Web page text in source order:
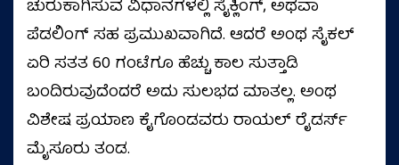
ಚುರುಕಾಗಿಸುವ ವಿಧಾನಗಳಲ್ಲಿ ಸೈಕ್ಲಿಂಗ್‌, ಅಥವಾ
ಪೆಡಲಿಂಗ್‌ ಸಹ ಪ್ರಮುಖವಾಗಿದೆ. ಆದರೆ ಅಂಥ ಸೈಕಲ್‌
ಏರಿ ಸತತ 60 ಗಂಟೆಗೂ ಹೆಚ್ಚು ಕಾಲ ಸುತ್ತಾಡಿ
ಬಂದಿರುವುದೆಂದರೆ ಅದು ಸುಲಭದ ಮಾತಲ್ಲ. ಅಂಥ
ವಿಶೇಷ ಪ್ರಯಾಣ ಕೈಗೊಂಡವರು ರಾಯಲ್ ರೈಡರ್ಸ್
ಮೈಸೂರು ತಂಡ.